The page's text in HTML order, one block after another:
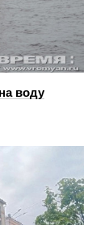
воду